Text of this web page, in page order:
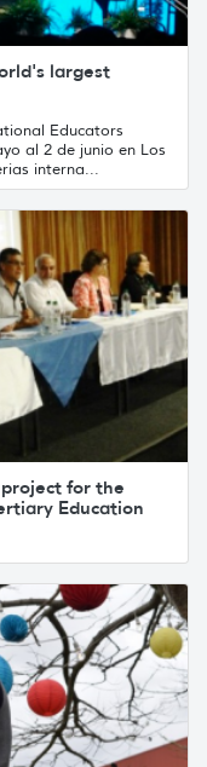
largest
Educators
al 2 de junio en Los
interna...
for the
Education